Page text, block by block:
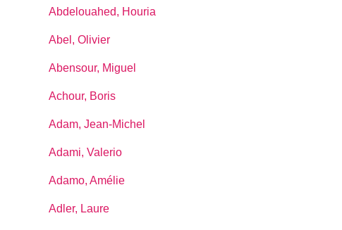
Abdelouahed, Houria
Abel, Olivier
Abensour, Miguel
Achour, Boris
Adam, Jean-Michel
Adami, Valerio
Adamo, Amélie
Adler, Laure